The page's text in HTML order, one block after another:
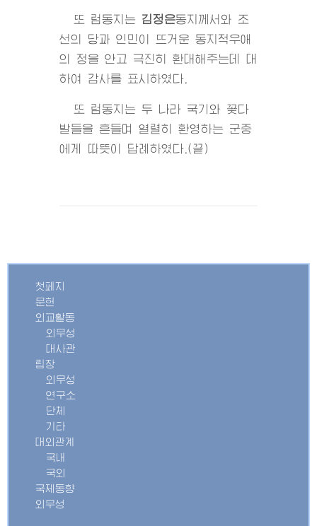
또 럼동지는 김정은동지 께서와 조
선의 당과 인민이 뜨거운 동지적우애
의 정을 안고 극진히 환대해주는데 대
하여 감사를 표시하였다.
또 럼동지는 두 나라 국기와 꽃다
발들을 흔들며 열렬히 환영하는 군중
에게 따뜻이 답례하였다.(끝)
첫페지
문헌
외교활동
외무성
대사관
립장
외무성
연구소
단체
기타
대외관계
국내
국외
국제동향
외무성